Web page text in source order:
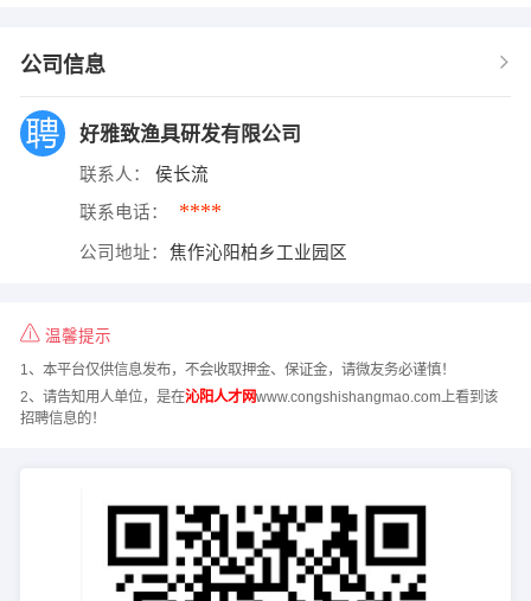
公司信息
好雅致渔具研发有限公司
联系人： 侯长流
联系电话： ****
公司地址： 焦作沁阳柏乡工业园区
温馨提示
1、本平台仅供信息发布，不会收取押金、保证金，请微友务必谨慎！
2、请告知用人单位，是在沁阳人才网www.congshishangmao.com上看到该
招聘信息的！